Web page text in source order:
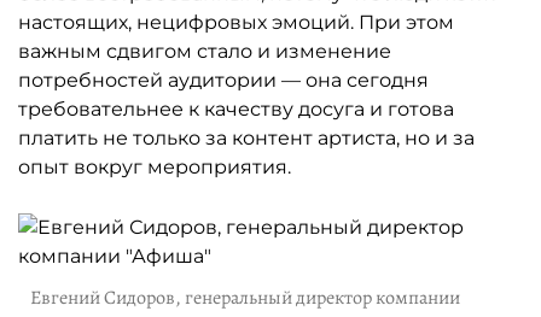
настоящих, нецифровых эмоций. При этом
важным сдвигом стало и изменение
потребностей аудитории — она сегодня
требовательнее к качеству досуга и готова
платить не только за контент артиста, но и за
опыт вокруг мероприятия.
Евгений Сидоров, генеральный директор компании